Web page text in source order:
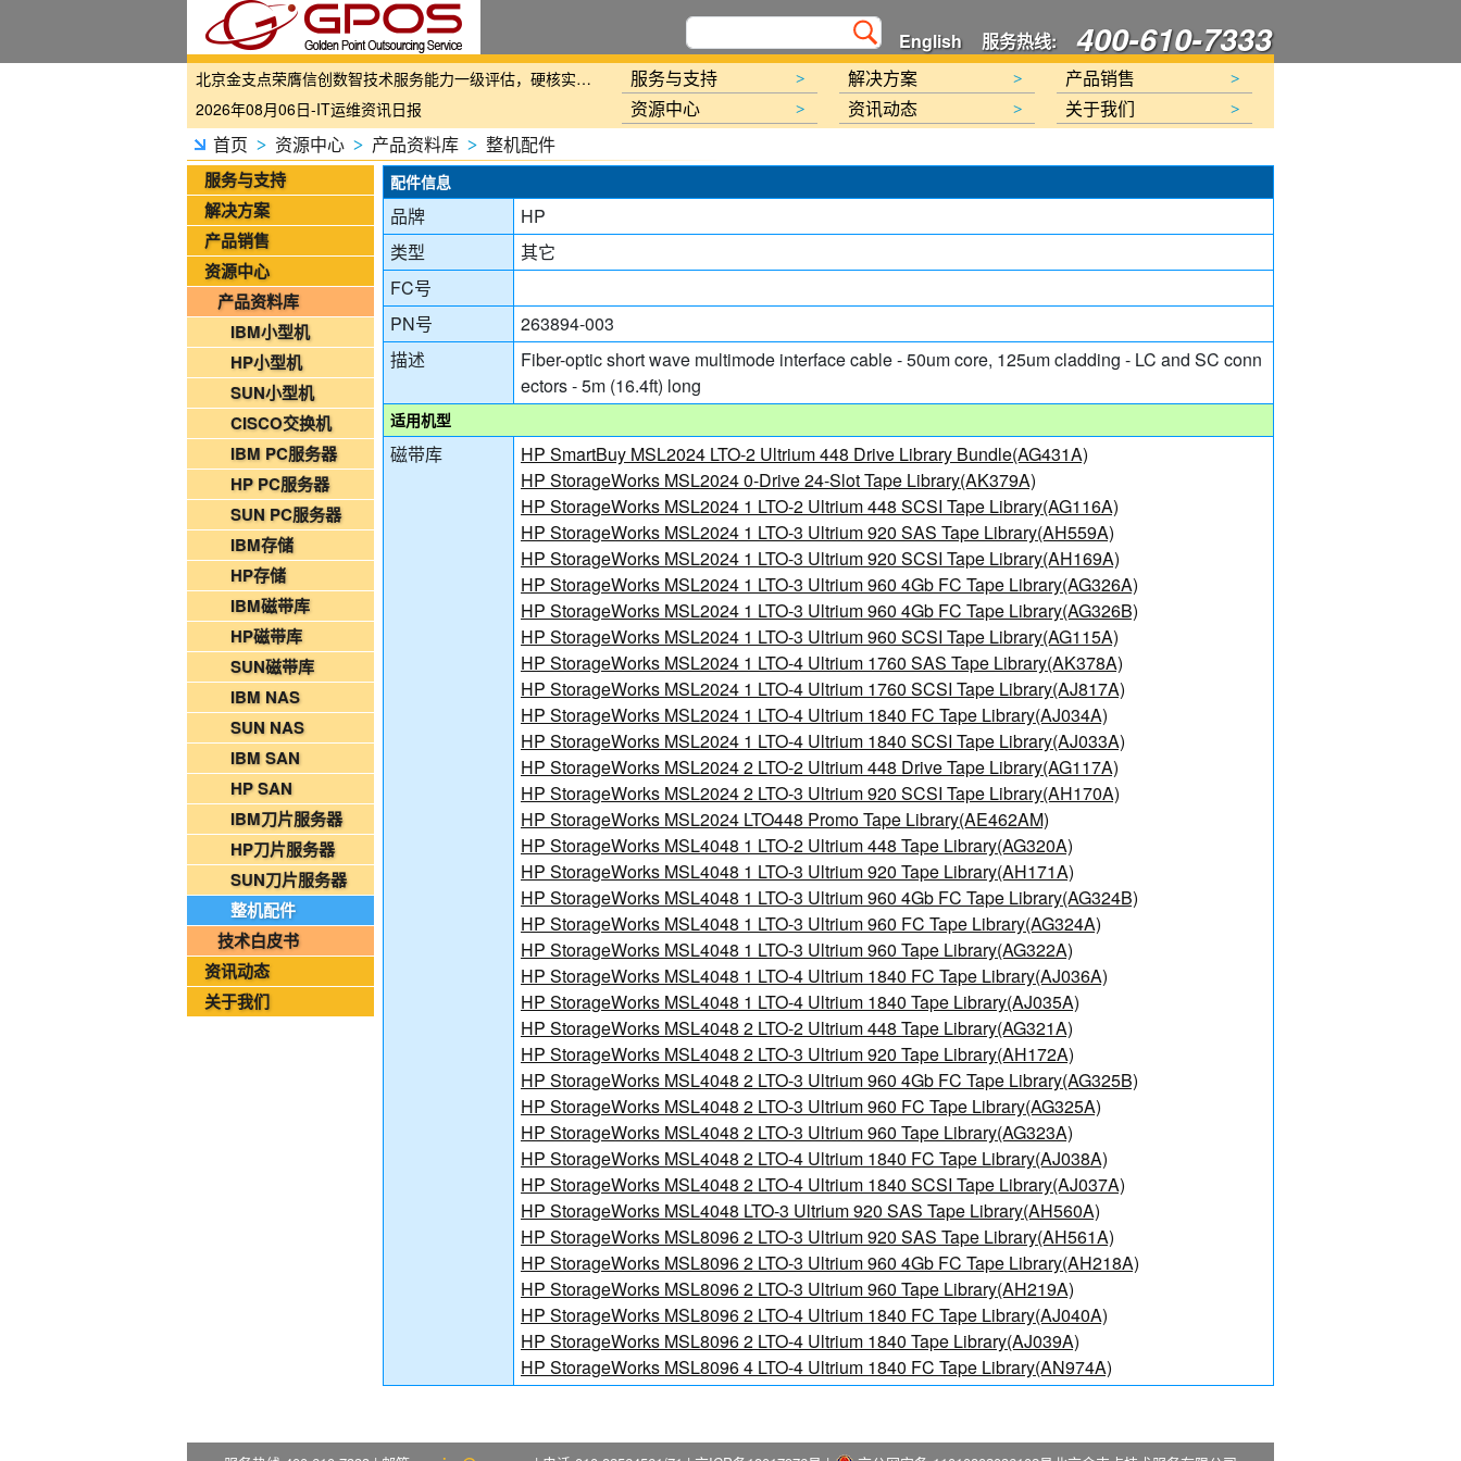
English 服务热线: 400-610-7333
国家铁路局关于印发《“十四五”铁路科技创新规划》的通知
北京金支点荣膺信创数智技术服务能力一级评估，硬核实力护航产业数字化转型
2026年08月06日-IT运维资讯日报
2026年08月06日-铁路智慧运维资讯日报
2026年08月06日-烟草IT运维资讯日报
2026年08月05日-金支点IT运维资讯日报
2026年08月05日-金支点铁路智慧运维资讯日报
2026年08月05日-金支点烟草IT运维资讯日报
20260804-金支点IT运维资讯日报
20260804-金支点铁路智慧运维资讯日报
20260804-金支点烟草IT运维资讯日报
2026年08月03日-金支点IT运维资讯日报
2026年08月03日-金支点铁路智慧运维资讯日报
2026年08月03日-金支点烟草IT运维资讯日报
2026年08月02日-金支点IT运维资讯日报
2026年08月02日-金支点铁路智慧运维资讯日报
国家铁路局关于印发《“十四五”铁路科技创新规划》的通知
北京金支点荣膺信创数智技术服务能力一级评估，硬核实力护航产业数字化转型
2026年08月06日-IT运维资讯日报
2026年08月06日-铁路智慧运维资讯日报
2026年08月06日-烟草IT运维资讯日报
2026年08月05日-金支点IT运维资讯日报
2026年08月05日-金支点铁路智慧运维资讯日报
2026年08月05日-金支点烟草IT运维资讯日报
20260804-金支点IT运维资讯日报
20260804-金支点铁路智慧运维资讯日报
20260804-金支点烟草IT运维资讯日报
2026年08月03日-金支点IT运维资讯日报
2026年08月03日-金支点铁路智慧运维资讯日报
2026年08月03日-金支点烟草IT运维资讯日报
2026年08月02日-金支点IT运维资讯日报
2026年08月02日-金支点铁路智慧运维资讯日报
服务与支持 > 解决方案 > 产品销售 >
资源中心 > 资讯动态 > 关于我们 >
首页 > 资源中心 > 产品资料库 > 整机配件
服务与支持
解决方案
产品销售
资源中心
产品资料库
IBM小型机
HP小型机
SUN小型机
CISCO交换机
IBM PC服务器
HP PC服务器
SUN PC服务器
IBM存储
HP存储
IBM磁带库
HP磁带库
SUN磁带库
IBM NAS
SUN NAS
IBM SAN
HP SAN
IBM刀片服务器
HP刀片服务器
SUN刀片服务器
整机配件
技术白皮书
资讯动态
关于我们
配件信息
品牌
HP
类型
其它
FC号
PN号
263894-003
描述
Fiber-optic short wave multimode interface cable - 50um core, 125um cladding - LC and SC conn
ectors - 5m (16.4ft) long
适用机型
磁带库
HP SmartBuy MSL2024 LTO-2 Ultrium 448 Drive Library Bundle(AG431A)
HP StorageWorks MSL2024 0-Drive 24-Slot Tape Library(AK379A)
HP StorageWorks MSL2024 1 LTO-2 Ultrium 448 SCSI Tape Library(AG116A)
HP StorageWorks MSL2024 1 LTO-3 Ultrium 920 SAS Tape Library(AH559A)
HP StorageWorks MSL2024 1 LTO-3 Ultrium 920 SCSI Tape Library(AH169A)
HP StorageWorks MSL2024 1 LTO-3 Ultrium 960 4Gb FC Tape Library(AG326A)
HP StorageWorks MSL2024 1 LTO-3 Ultrium 960 4Gb FC Tape Library(AG326B)
HP StorageWorks MSL2024 1 LTO-3 Ultrium 960 SCSI Tape Library(AG115A)
HP StorageWorks MSL2024 1 LTO-4 Ultrium 1760 SAS Tape Library(AK378A)
HP StorageWorks MSL2024 1 LTO-4 Ultrium 1760 SCSI Tape Library(AJ817A)
HP StorageWorks MSL2024 1 LTO-4 Ultrium 1840 FC Tape Library(AJ034A)
HP StorageWorks MSL2024 1 LTO-4 Ultrium 1840 SCSI Tape Library(AJ033A)
HP StorageWorks MSL2024 2 LTO-2 Ultrium 448 Drive Tape Library(AG117A)
HP StorageWorks MSL2024 2 LTO-3 Ultrium 920 SCSI Tape Library(AH170A)
HP StorageWorks MSL2024 LTO448 Promo Tape Library(AE462AM)
HP StorageWorks MSL4048 1 LTO-2 Ultrium 448 Tape Library(AG320A)
HP StorageWorks MSL4048 1 LTO-3 Ultrium 920 Tape Library(AH171A)
HP StorageWorks MSL4048 1 LTO-3 Ultrium 960 4Gb FC Tape Library(AG324B)
HP StorageWorks MSL4048 1 LTO-3 Ultrium 960 FC Tape Library(AG324A)
HP StorageWorks MSL4048 1 LTO-3 Ultrium 960 Tape Library(AG322A)
HP StorageWorks MSL4048 1 LTO-4 Ultrium 1840 FC Tape Library(AJ036A)
HP StorageWorks MSL4048 1 LTO-4 Ultrium 1840 Tape Library(AJ035A)
HP StorageWorks MSL4048 2 LTO-2 Ultrium 448 Tape Library(AG321A)
HP StorageWorks MSL4048 2 LTO-3 Ultrium 920 Tape Library(AH172A)
HP StorageWorks MSL4048 2 LTO-3 Ultrium 960 4Gb FC Tape Library(AG325B)
HP StorageWorks MSL4048 2 LTO-3 Ultrium 960 FC Tape Library(AG325A)
HP StorageWorks MSL4048 2 LTO-3 Ultrium 960 Tape Library(AG323A)
HP StorageWorks MSL4048 2 LTO-4 Ultrium 1840 FC Tape Library(AJ038A)
HP StorageWorks MSL4048 2 LTO-4 Ultrium 1840 SCSI Tape Library(AJ037A)
HP StorageWorks MSL4048 LTO-3 Ultrium 920 SAS Tape Library(AH560A)
HP StorageWorks MSL8096 2 LTO-3 Ultrium 920 SAS Tape Library(AH561A)
HP StorageWorks MSL8096 2 LTO-3 Ultrium 960 4Gb FC Tape Library(AH218A)
HP StorageWorks MSL8096 2 LTO-3 Ultrium 960 Tape Library(AH219A)
HP StorageWorks MSL8096 2 LTO-4 Ultrium 1840 FC Tape Library(AJ040A)
HP StorageWorks MSL8096 2 LTO-4 Ultrium 1840 Tape Library(AJ039A)
HP StorageWorks MSL8096 4 LTO-4 Ultrium 1840 FC Tape Library(AN974A)